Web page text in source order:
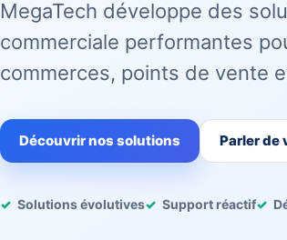
MegaTech développe des
commerciale performantes
commerces, points de vente
Découvrir nos solutions Parler de
Solutions évolutives Support réactif